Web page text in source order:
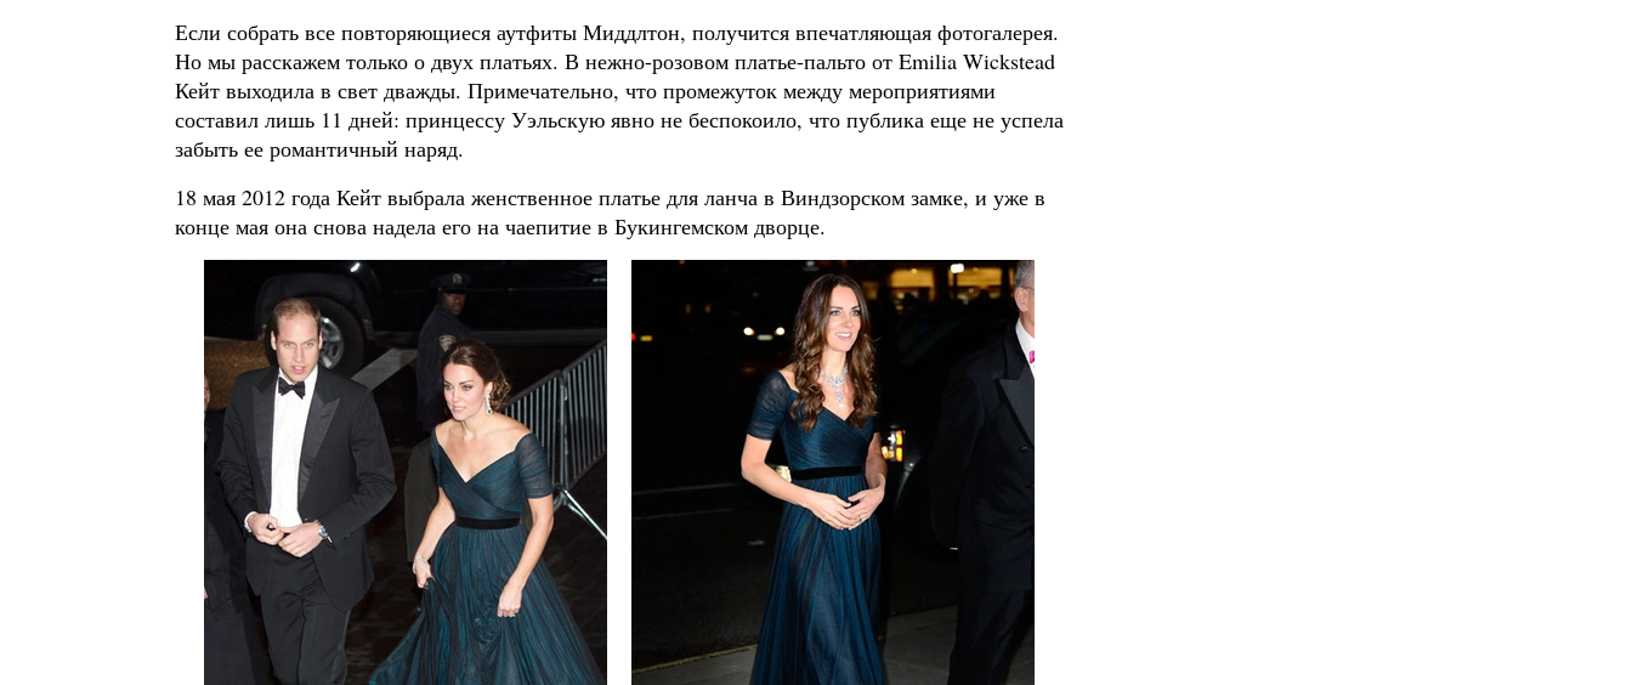
Если собрать все повторяющиеся аутфиты Миддлтон, получится впечатляющая фотогалерея.
Но мы расскажем только о двух платьях. В нежно-розовом платье-пальто от Emilia Wickstead
Кейт выходила в свет дважды. Примечательно, что промежуток между мероприятиями
составил лишь 11 дней: принцессу Уэльскую явно не беспокоило, что публика еще не успела
забыть ее романтичный наряд.
18 мая 2012 года Кейт выбрала женственное платье для ланча в Виндзорском замке, и уже в
конце мая она снова надела его на чаепитие в Букингемском дворце.